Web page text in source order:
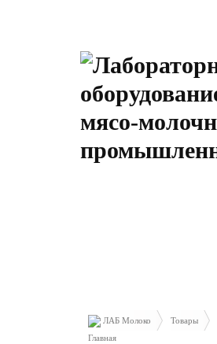
ЛАБ Молоко Товары